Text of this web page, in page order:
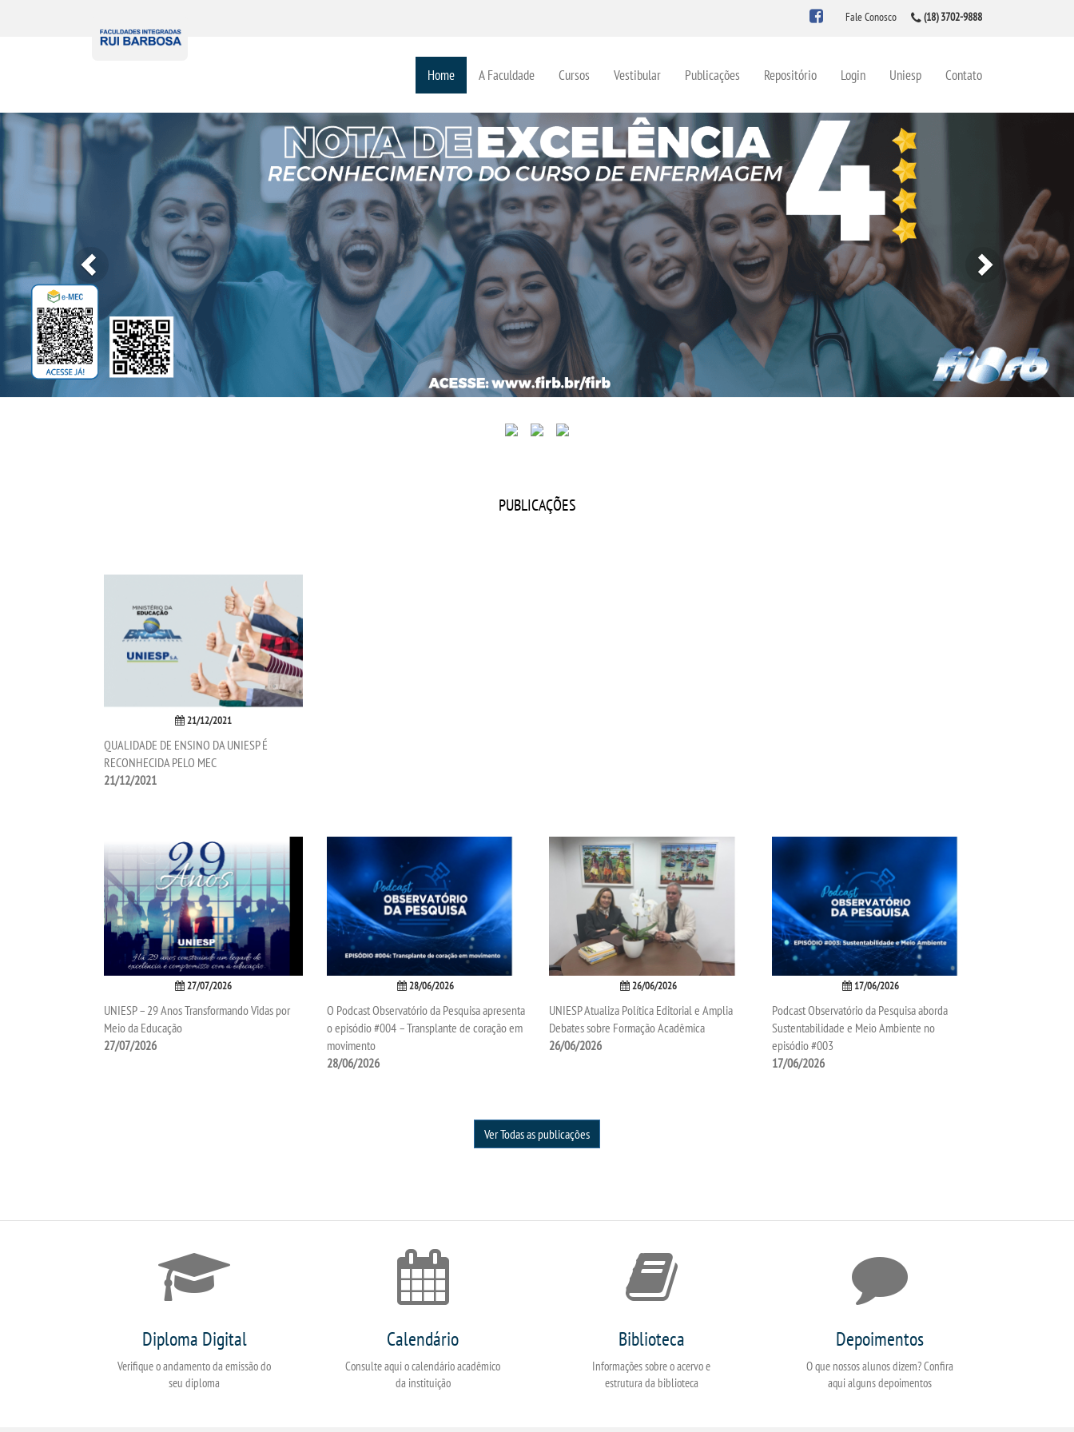
Fale Conosco (18) 3702-9888
Home A Faculdade Cursos Vestibular Publicações Repositório Login Uniesp Contato
Previous
PUBLICAÇÕES
21/12/2021
QUALIDADE DE ENSINO DA UNIESP É
RECONHECIDA PELO MEC
21/12/2021
27/07/2026
UNIESP – 29 Anos Transformando Vidas por
Meio da Educação
27/07/2026
28/06/2026
O Podcast Observatório da Pesquisa apresenta
o episódio #004 – Transplante de coração em
movimento
28/06/2026
26/06/2026
UNIESP Atualiza Política Editorial e Amplia
Debates sobre Formação Acadêmica
26/06/2026
17/06/2026
Podcast Observatório da Pesquisa aborda
Sustentabilidade e Meio Ambiente no
episódio #003
17/06/2026
Ver Todas as publicações
Diploma Digital
Verifique o andamento da emissão do
seu diploma
Calendário
Consulte aqui o calendário acadêmico
da instituição
Biblioteca
Informações sobre o acervo e
estrutura da biblioteca
Depoimentos
O que nossos alunos dizem? Confira
aqui alguns depoimentos